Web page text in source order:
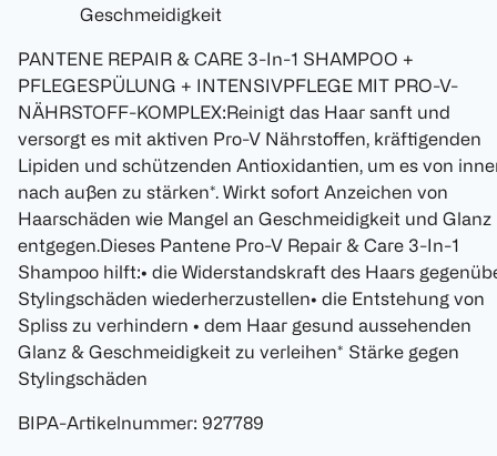
Geschmeidigkeit
PANTENE REPAIR & CARE 3-In-1 SHAMPOO +
PFLEGESPÜLUNG + INTENSIVPFLEGE MIT PRO-V-
NÄHRSTOFF-KOMPLEX:Reinigt das Haar sanft und
versorgt es mit aktiven Pro-V Nährstoffen, kräftigenden
Lipiden und schützenden Antioxidantien, um es von
nach außen zu stärken*. Wirkt sofort Anzeichen von
Haarschäden wie Mangel an Geschmeidigkeit und Glanz
entgegen.Dieses Pantene Pro-V Repair & Care 3-In-1
Shampoo hilft:• die Widerstandskraft des Haars
Stylingschäden wiederherzustellen• die Entstehung von
Spliss zu verhindern • dem Haar gesund aussehenden
Glanz & Geschmeidigkeit zu verleihen* Stärke gegen
Stylingschäden
BIPA-Artikelnummer: 927789